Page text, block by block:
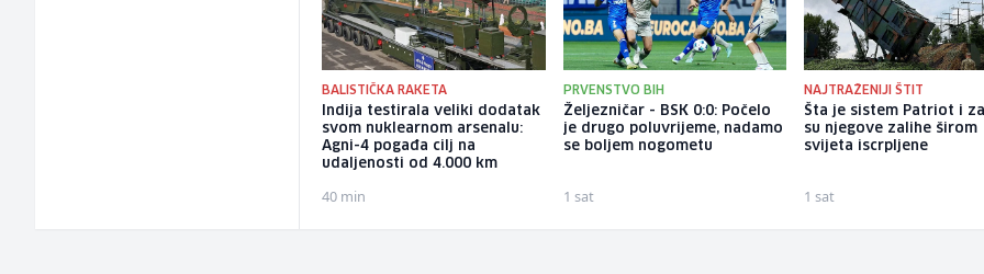
BALISTIČKA RAKETA
Indija testirala veliki dodatak
svom nuklearnom arsenalu:
Agni-4 pogađa cilj na
udaljenosti od 4.000 km
40 min
PRVENSTVO BIH
Željezničar - BSK 0:0: Počelo
je drugo poluvrijeme, nadamo
se boljem nogometu
1 sat
NAJTRAŽENIJI ŠTIT
Šta je sistem Patriot i
su njegove zalihe širom
svijeta iscrpljene
1 sat